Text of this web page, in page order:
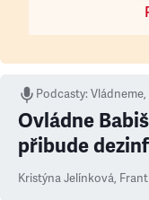
Podcasty:
Ovládne
přibude
Kristýna Jelínková,